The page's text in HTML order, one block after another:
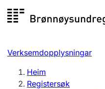
Registersøk
Aksjeselskap
Verksemdopplysningar
Heim
Registersøk